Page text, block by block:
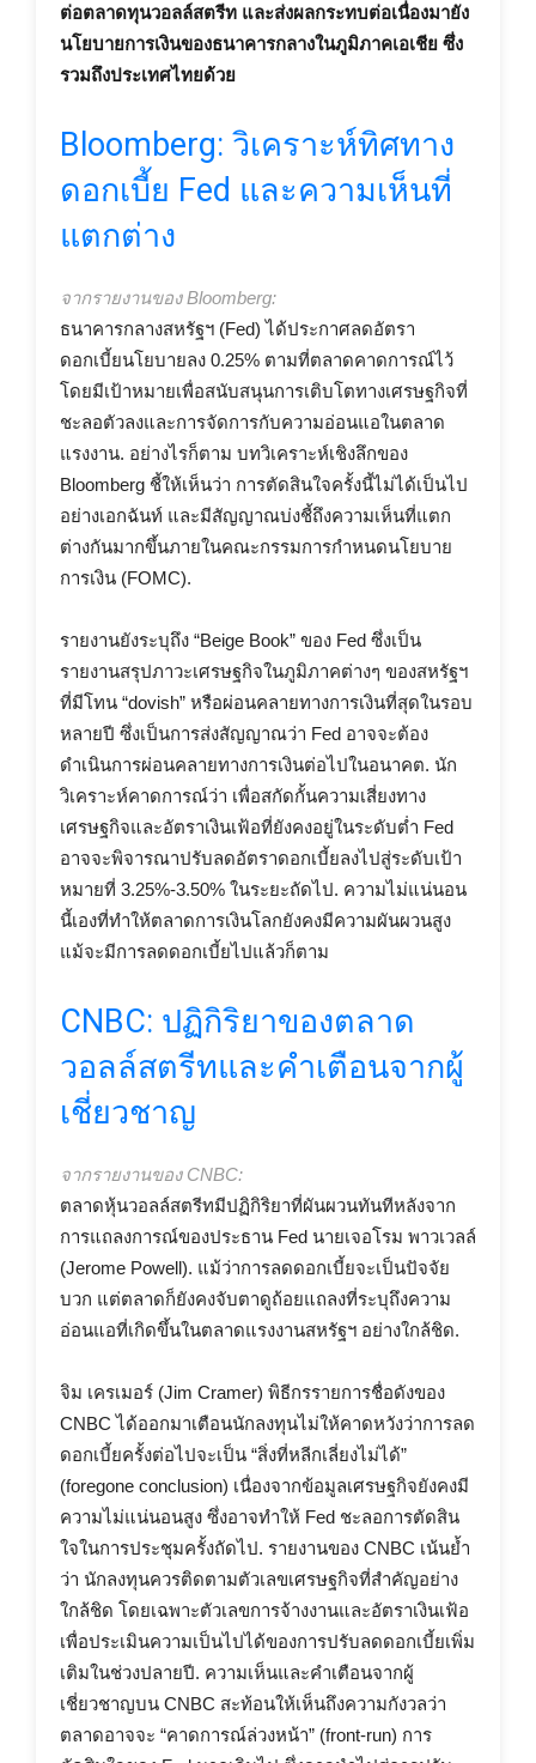
ต่อตลาดทุนวอลล์สตรีท และส่งผลกระทบต่อเนื่องมายัง
นโยบายการเงินของธนาคารกลางในภูมิภาคเอเชีย ซึ่ง
รวมถึงประเทศไทยด้วย
Bloomberg: วิเคราะห์ทิศทาง
ดอกเบี้ย Fed และความเห็นที่
แตกต่าง
จากรายงานของ Bloomberg:
ธนาคารกลางสหรัฐฯ (Fed) ได้ประกาศลดอัตรา
ดอกเบี้ยนโยบายลง 0.25% ตามที่ตลาดคาดการณ์ไว้
โดยมีเป้าหมายเพื่อสนับสนุนการเติบโตทางเศรษฐกิจที่
ชะลอตัวลงและการจัดการกับความอ่อนแอในตลาด
แรงงาน. อย่างไรก็ตาม บทวิเคราะห์เชิงลึกของ
Bloomberg ชี้ให้เห็นว่า การตัดสินใจครั้งนี้ไม่ได้เป็นไป
อย่างเอกฉันท์ และมีสัญญาณบ่งชี้ถึงความเห็นที่แตก
ต่างกันมากขึ้นภายในคณะกรรมการกำหนดนโยบาย
การเงิน (FOMC).
รายงานยังระบุถึง “Beige Book” ของ Fed ซึ่งเป็น
รายงานสรุปภาวะเศรษฐกิจในภูมิภาคต่างๆ ของสหรัฐฯ
ที่มีโทน “dovish” หรือผ่อนคลายทางการเงินที่สุดในรอบ
หลายปี ซึ่งเป็นการส่งสัญญาณว่า Fed อาจจะต้อง
ดำเนินการผ่อนคลายทางการเงินต่อไปในอนาคต. นัก
วิเคราะห์คาดการณ์ว่า เพื่อสกัดกั้นความเสี่ยงทาง
เศรษฐกิจและอัตราเงินเฟ้อที่ยังคงอยู่ในระดับต่ำ Fed
อาจจะพิจารณาปรับลดอัตราดอกเบี้ยลงไปสู่ระดับเป้า
หมายที่ 3.25%-3.50% ในระยะถัดไป. ความไม่แน่นอน
นี้เองที่ทำให้ตลาดการเงินโลกยังคงมีความผันผวนสูง
แม้จะมีการลดดอกเบี้ยไปแล้วก็ตาม
CNBC: ปฏิกิริยาของตลาด
วอลล์สตรีทและคำเตือนจากผู้
เชี่ยวชาญ
จากรายงานของ CNBC:
ตลาดหุ้นวอลล์สตรีทมีปฏิกิริยาที่ผันผวนทันทีหลังจาก
การแถลงการณ์ของประธาน Fed นายเจอโรม พาวเวลล์
(Jerome Powell). แม้ว่าการลดดอกเบี้ยจะเป็นปัจจัย
บวก แต่ตลาดก็ยังคงจับตาดูถ้อยแถลงที่ระบุถึงความ
อ่อนแอที่เกิดขึ้นในตลาดแรงงานสหรัฐฯ อย่างใกล้ชิด.
จิม เครเมอร์ (Jim Cramer) พิธีกรรายการชื่อดังของ
CNBC ได้ออกมาเตือนนักลงทุนไม่ให้คาดหวังว่าการลด
ดอกเบี้ยครั้งต่อไปจะเป็น “สิ่งที่หลีกเลี่ยงไม่ได้”
(foregone conclusion) เนื่องจากข้อมูลเศรษฐกิจยังคงมี
ความไม่แน่นอนสูง ซึ่งอาจทำให้ Fed ชะลอการตัดสิน
ใจในการประชุมครั้งถัดไป. รายงานของ CNBC เน้นย้ำ
ว่า นักลงทุนควรติดตามตัวเลขเศรษฐกิจที่สำคัญอย่าง
ใกล้ชิด โดยเฉพาะตัวเลขการจ้างงานและอัตราเงินเฟ้อ
เพื่อประเมินความเป็นไปได้ของการปรับลดดอกเบี้ยเพิ่ม
เติมในช่วงปลายปี. ความเห็นและคำเตือนจากผู้
เชี่ยวชาญบน CNBC สะท้อนให้เห็นถึงความกังวลว่า
ตลาดอาจจะ “คาดการณ์ล่วงหน้า” (front-run) การ